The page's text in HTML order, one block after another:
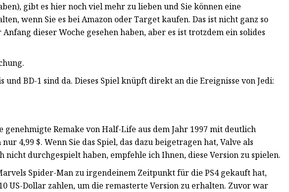
gibt es hier noch viel mehr zu lieben und Sie können eine
wenn Sie es bei Amazon oder Target kaufen. Das ist nicht ganz so
dieser Woche gesehen haben, aber es ist trotzdem ein solides
und BD-1 sind da. Dieses Spiel knüpft direkt an die Ereignisse von Jedi:
genehmigte Remake von Half-Life aus dem Jahr 1997 mit deutlich
4,99 $. Wenn Sie das Spiel, das dazu beigetragen hat, Valve als
nicht durchgespielt haben, empfehle ich Ihnen, diese Version zu spielen.
Spider-Man zu irgendeinem Zeitpunkt für die PS4 gekauft hat,
US-Dollar zahlen, um die remasterte Version zu erhalten. Zuvor war